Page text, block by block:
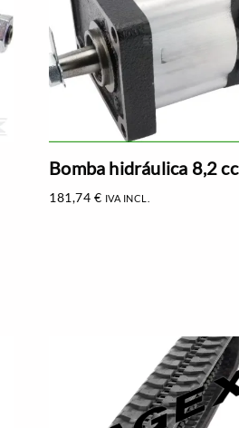
Bomba hidráulica 8,2 cc
181,74 € IVA INCL.